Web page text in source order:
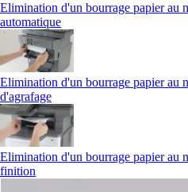
Elimination d'un bourrage papier au
automatique
Elimination d'un bourrage papier au
d'agrafage
Elimination d'un bourrage papier au
finition